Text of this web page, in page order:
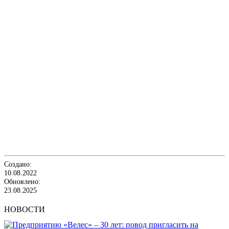
Создано:
10.08.2022
Обновлено:
23.08.2025
НОВОСТИ